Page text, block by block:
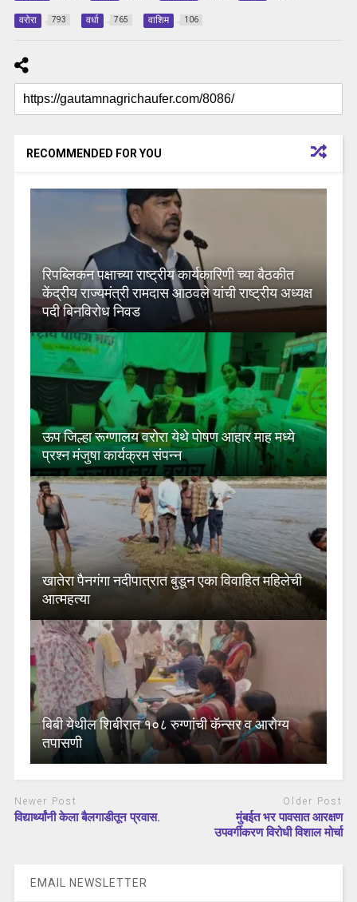
वरोरा 793 वर्धा 765 वाशिम 106
RECOMMENDED FOR YOU
रिपब्लिकन पक्षाच्या राष्ट्रीय कार्यकारिणी च्या बैठकीत
केंद्रीय राज्यमंत्री रामदास आठवले यांची राष्ट्रीय अध्यक्ष
पदी बिनविरोध निवड
ऊप जिल्हा रूग्णालय वरोरा येथे पोषण आहार माह मध्ये
प्रश्न मंजुषा कार्यक्रम संपन्न
खातेरा पैनगंगा नदीपात्रात बुडून एका विवाहित महिलेची
आत्महत्या
बिबी येथील शिबीरात १०८ रुग्णांची कॅन्सर व आरोग्य
तपासणी
Newer Post
विद्यार्थ्यांनी केला बैलगाडीतून प्रवास.
Older Post
मुंबईत भर पावसात आरक्षण
उपवर्गीकरण विरोधी विशाल मोर्चा
EMAIL NEWSLETTER